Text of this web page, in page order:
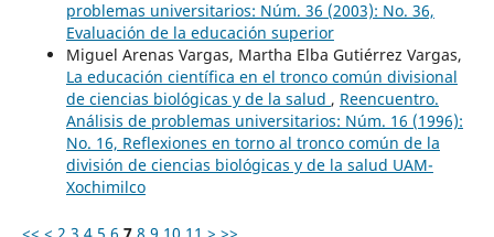
problemas universitarios: Núm. 36 (2003): No. 36,
Evaluación de la educación superior
Miguel Arenas Vargas, Martha Elba Gutiérrez Vargas,
La educación científica en el tronco común divisional
de ciencias biológicas y de la salud , Reencuentro.
Análisis de problemas universitarios: Núm. 16 (1996):
No. 16, Reflexiones en torno al tronco común de la
división de ciencias biológicas y de la salud UAM-
Xochimilco